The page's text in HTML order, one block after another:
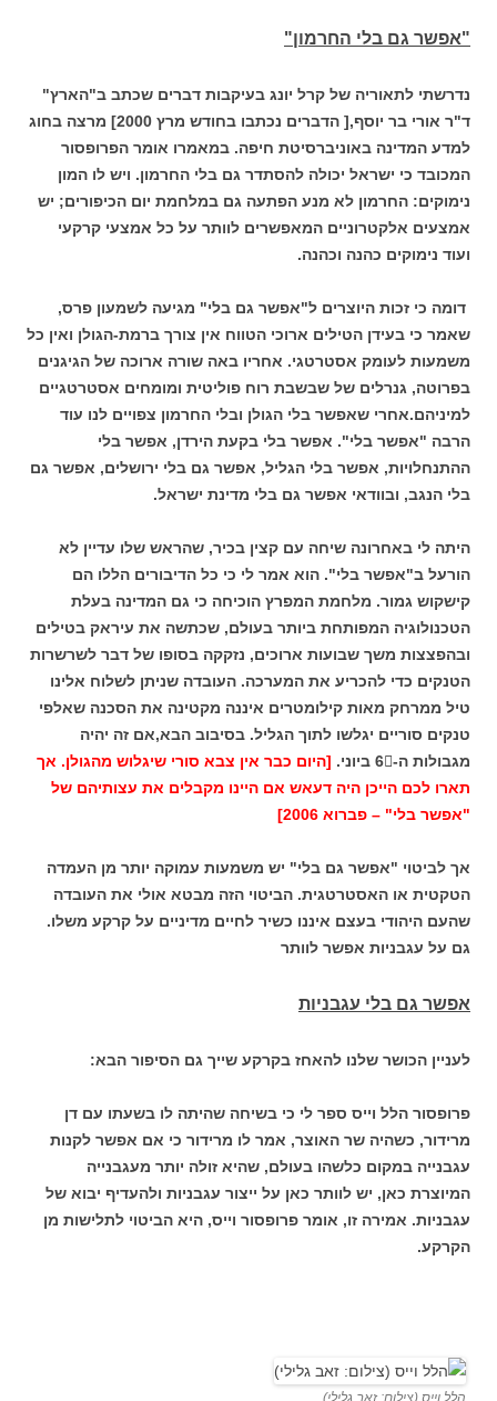
"אפשר גם בלי החרמון"
נדרשתי לתאוריה של קרל יונג בעיקבות דברים שכתב ב"הארץ"
ד"ר אורי בר יוסף,[ הדברים נכתבו בחודש מרץ 2000] מרצה בחוג
למדע המדינה באוניברסיטת חיפה. במאמרו אומר הפרופסור
המכובד כי ישראל יכולה להסתדר גם בלי החרמון. ויש לו המון
נימוקים: החרמון לא מנע הפתעה גם במלחמת יום הכיפורים; יש
אמצעים אלקטרוניים המאפשרים לוותר על כל אמצעי קרקעי
ועוד נימוקים כהנה וכהנה.
דומה כי זכות היוצרים ל"אפשר גם בלי" מגיעה לשמעון פרס,
שאמר כי בעידן הטילים ארוכי הטווח אין צורך ברמת-הגולן ואין כל
משמעות לעומק אסטרטגי. אחריו באה שורה ארוכה של הגיגנים
בפרוטה, גנרלים של שבשבת רוח פוליטית ומומחים אסטרטגיים
למיניהם.אחרי שאפשר בלי הגולן ובלי החרמון צפויים לנו עוד
הרבה "אפשר בלי". אפשר בלי בקעת הירדן, אפשר בלי
ההתנחלויות, אפשר בלי הגליל, אפשר גם בלי ירושלים, אפשר גם
בלי הנגב, ובוודאי אפשר גם בלי מדינת ישראל.
היתה לי באחרונה שיחה עם קצין בכיר, שהראש שלו עדיין לא
הורעל ב"אפשר בלי". הוא אמר לי כי כל הדיבורים הללו הם
קישקוש גמור. מלחמת המפרץ הוכיחה כי גם המדינה בעלת
הטכנולוגיה המפותחת ביותר בעולם, שכתשה את עיראק בטילים
ובהפצצות משך שבועות ארוכים, נזקקה בסופו של דבר לשרשרות
הטנקים כדי להכריע את המערכה. העובדה שניתן לשלוח אלינו
טיל ממרחק מאות קילומטרים איננה מקטינה את הסכנה שאלפי
טנקים סוריים יגלשו לתוך הגליל. בסיבוב הבא,אם זה יהיה
מגבולות ה-6 ביוני.
[היום כבר אין צבא סורי שיגלוש מהגולן. אך
תארו לכם הייכן היה דעאש אם היינו מקבלים את עצותיהם של
"אפשר בלי" – פברוא 2006]
אך לביטוי "אפשר גם בלי" יש משמעות עמוקה יותר מן העמדה
הטקטית או האסטרטגית. הביטוי הזה מבטא אולי את העובדה
שהעם היהודי בעצם איננו כשיר לחיים מדיניים על קרקע משלו.
גם על עגבניות אפשר לוותר
אפשר גם בלי עגבניות
לעניין הכושר שלנו להאחז בקרקע שייך גם הסיפור הבא:
פרופסור הלל וייס ספר לי כי בשיחה שהיתה לו בשעתו עם דן
מרידור, כשהיה שר האוצר, אמר לו מרידור כי אם אפשר לקנות
עגבנייה במקום כלשהו בעולם, שהיא זולה יותר מעגבנייה
המיוצרת כאן, יש לוותר כאן על ייצור עגבניות ולהעדיף יבוא של
עגבניות. אמירה זו, אומר פרופסור וייס, היא הביטוי לתלישות מן
הקרקע.
הלל וייס (צילום: זאב גלילי)